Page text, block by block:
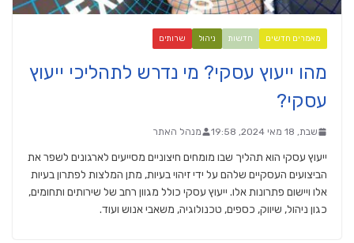
מאמרים חדשים חדשות ניהול שרותים
מהו ייעוץ עסקי? מי נדרש לתהליכי ייעוץ
עסקי?
שבת, 18 מאי 2024, 19:58 מנהל האתר
ייעוץ עסקי הוא תהליך שבו מומחים חיצוניים מסייעים לארגונים לשפר את
הביצועים העסקיים שלהם על ידי זיהוי בעיות, מתן המלצות לפתרון בעיות
אלו ויישום פתרונות אלו. ייעוץ עסקי כולל מגוון רחב של שירותים ותחומים,
כגון ניהול, שיווק, כספים, טכנולוגיה, משאבי אנוש ועוד.